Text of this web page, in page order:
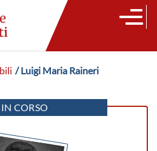
/ Luigi Maria Raineri
CORSO